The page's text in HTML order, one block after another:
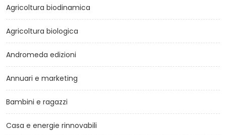
Agricoltura biodinamica
Agricoltura biologica
Andromeda edizioni
Annuari e marketing
Bambini e ragazzi
Casa e energie rinnovabili